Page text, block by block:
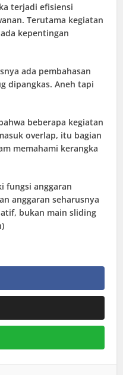
terjadi efisiensi
Terutama kegiatan
kepentingan
ada pembahasan
dipangkas. Aneh tapi
beberapa kegiatan
overlap, itu bagian
memahami kerangka
fungsi anggaran
anggaran seharusnya
bukan main sliding